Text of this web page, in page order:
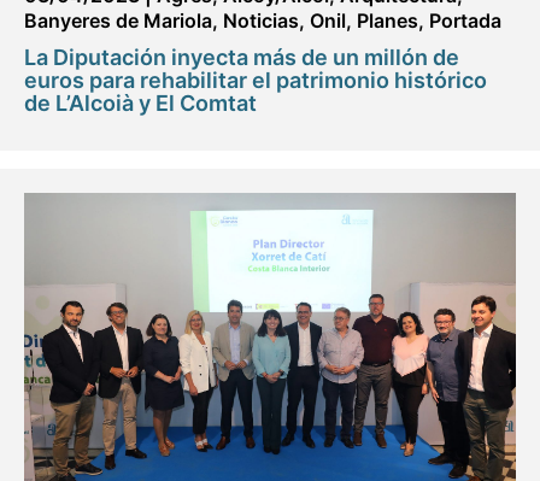
Banyeres de Mariola, Noticias, Onil, Planes, Portada
La Diputación inyecta más de un millón de
euros para rehabilitar el patrimonio histórico
de L’Alcoià y El Comtat